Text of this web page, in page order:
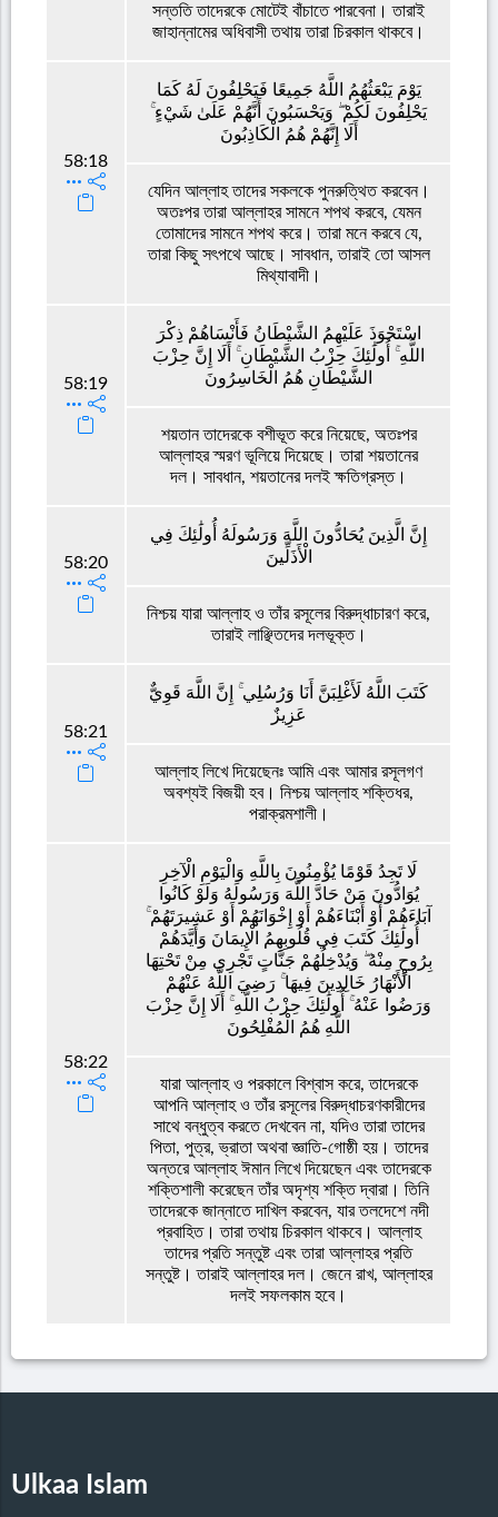
সন্ততি তাদেরকে মোটেই বাঁচাতে পারবেনা। তারাই
জাহান্নামের অধিবাসী তথায় তারা চিরকাল থাকবে।
58:18
يَوْمَ يَبْعَثُهُمُ اللَّهُ جَمِيعًا فَيَحْلِفُونَ لَهُ كَمَا
يَحْلِفُونَ لَكُمْ ۖ وَيَحْسَبُونَ أَنَّهُمْ عَلَىٰ شَيْءٍ ۚ
أَلَا إِنَّهُمْ هُمُ الْكَاذِبُونَ
যেদিন আল্লাহ তাদের সকলকে পুনরুত্থিত করবেন।
অতঃপর তারা আল্লাহর সামনে শপথ করবে, যেমন
তোমাদের সামনে শপথ করে। তারা মনে করবে যে,
তারা কিছু সৎপথে আছে। সাবধান, তারাই তো আসল
মিথ্যাবাদী।
58:19
اسْتَحْوَذَ عَلَيْهِمُ الشَّيْطَانُ فَأَنْسَاهُمْ ذِكْرَ
اللَّهِ ۚ أُولَٰئِكَ حِزْبُ الشَّيْطَانِ ۚ أَلَا إِنَّ حِزْبَ
الشَّيْطَانِ هُمُ الْخَاسِرُونَ
শয়তান তাদেরকে বশীভূত করে নিয়েছে, অতঃপর
আল্লাহর স্মরণ ভূলিয়ে দিয়েছে। তারা শয়তানের
দল। সাবধান, শয়তানের দলই ক্ষতিগ্রস্ত।
58:20
إِنَّ الَّذِينَ يُحَادُّونَ اللَّهَ وَرَسُولَهُ أُولَٰئِكَ فِي
الْأَذَلِّينَ
নিশ্চয় যারা আল্লাহ ও তাঁর রসূলের বিরুদ্ধাচারণ করে,
তারাই লাঞ্ছিতদের দলভূক্ত।
58:21
كَتَبَ اللَّهُ لَأَغْلِبَنَّ أَنَا وَرُسُلِي ۚ إِنَّ اللَّهَ قَوِيٌّ
عَزِيزٌ
আল্লাহ লিখে দিয়েছেনঃ আমি এবং আমার রসূলগণ
অবশ্যই বিজয়ী হব। নিশ্চয় আল্লাহ শক্তিধর,
পরাক্রমশালী।
58:22
لَا تَجِدُ قَوْمًا يُؤْمِنُونَ بِاللَّهِ وَالْيَوْمِ الْآخِرِ
يُوَادُّونَ مَنْ حَادَّ اللَّهَ وَرَسُولَهُ وَلَوْ كَانُوا
آبَاءَهُمْ أَوْ أَبْنَاءَهُمْ أَوْ إِخْوَانَهُمْ أَوْ عَشِيرَتَهُمْ ۚ
أُولَٰئِكَ كَتَبَ فِي قُلُوبِهِمُ الْإِيمَانَ وَأَيَّدَهُمْ
بِرُوحٍ مِنْهُ ۖ وَيُدْخِلُهُمْ جَنَّاتٍ تَجْرِي مِنْ تَحْتِهَا
الْأَنْهَارُ خَالِدِينَ فِيهَا ۚ رَضِيَ اللَّهُ عَنْهُمْ
وَرَضُوا عَنْهُ ۚ أُولَٰئِكَ حِزْبُ اللَّهِ ۚ أَلَا إِنَّ حِزْبَ
اللَّهِ هُمُ الْمُفْلِحُونَ
যারা আল্লাহ ও পরকালে বিশ্বাস করে, তাদেরকে
আপনি আল্লাহ ও তাঁর রসূলের বিরুদ্ধাচরণকারীদের
সাথে বন্ধুত্ব করতে দেখবেন না, যদিও তারা তাদের
পিতা, পুত্র, ভ্রাতা অথবা জ্ঞাতি-গোষ্ঠী হয়। তাদের
অন্তরে আল্লাহ ঈমান লিখে দিয়েছেন এবং তাদেরকে
শক্তিশালী করেছেন তাঁর অদৃশ্য শক্তি দ্বারা। তিনি
তাদেরকে জান্নাতে দাখিল করবেন, যার তলদেশে নদী
প্রবাহিত। তারা তথায় চিরকাল থাকবে। আল্লাহ
তাদের প্রতি সন্তুষ্ট এবং তারা আল্লাহর প্রতি
সন্তুষ্ট। তারাই আল্লাহর দল। জেনে রাখ, আল্লাহর
দলই সফলকাম হবে।
Ulkaa Islam